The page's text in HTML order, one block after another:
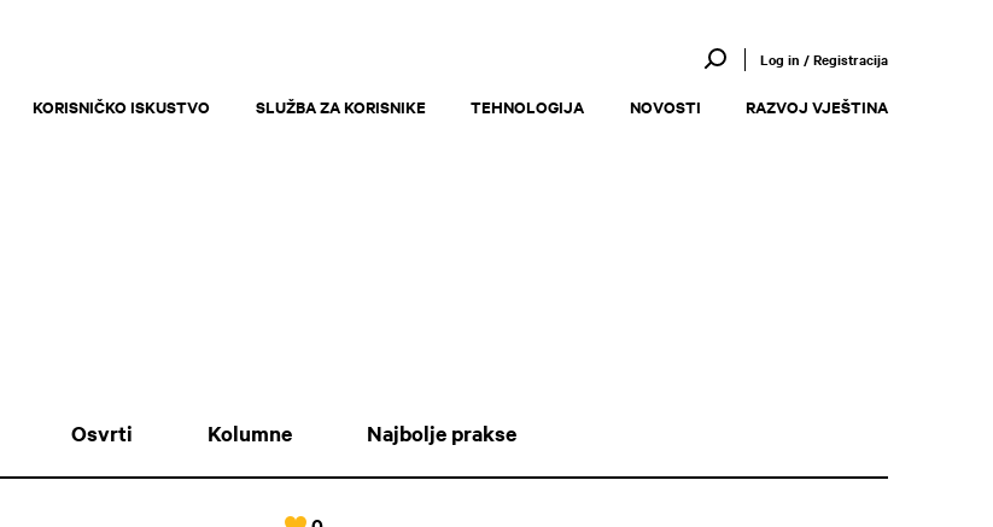
KORISNIČKO ISKUSTVO SLUŽBA ZA KORISNIKE TEHNOLOGIJA NOVOSTI RAZVOJ VJEŠTINA
Log in / Registracija
Osvrti Kolumne Najbolje prakse